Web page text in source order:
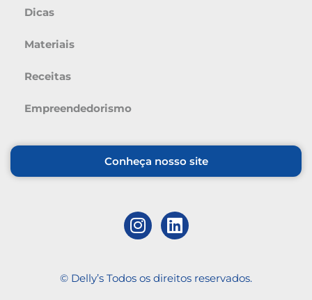
Dicas
Materiais
Receitas
Empreendedorismo
Conheça nosso site
© Delly’s Todos os direitos reservados.